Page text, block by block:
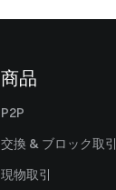
商品
P2P
交換 & ブロック取引
現物取引